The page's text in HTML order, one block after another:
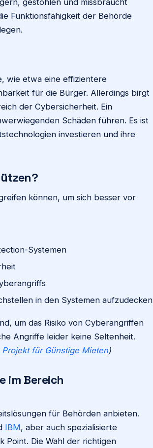
Funktionsfähigkeit der Behörde
wie etwa eine effizientere
für die Bürger. Allerdings birgt
der Cybersicherheit. Ein
Schäden führen. Es ist
investieren und ihre
können, um sich besser vor
Systemen
in den Systemen aufzudecken
um das Risiko von Cyberangriffen
Angriffe leider keine Seltenheit.
für Günstige Mieten)
im Bereich
für Behörden anbieten.
IBM, aber auch spezialisierte
Point. Die Wahl der richtigen